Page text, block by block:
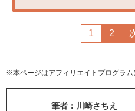
1 2
※本ページはアフィリエイトプログラ
筆者：川崎さちえ